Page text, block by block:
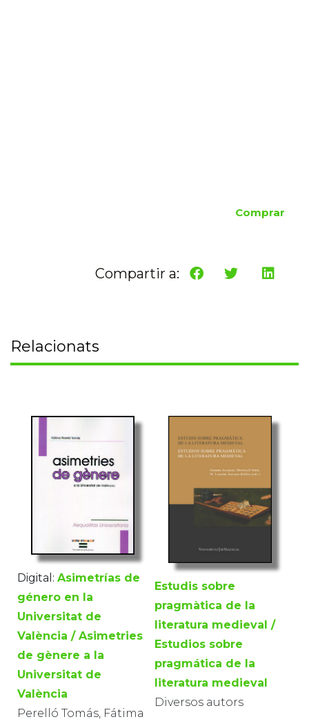
Comprar
Compartir a:
Relacionats
Digital: Asimetrías de
género en la
Universitat de
València / Asimetries
de gènere a la
Universitat de
València
Perelló Tomás, Fátima
Estudis sobre
pragmàtica de la
literatura medieval /
Estudios sobre
pragmática de la
literatura medieval
Diversos autors